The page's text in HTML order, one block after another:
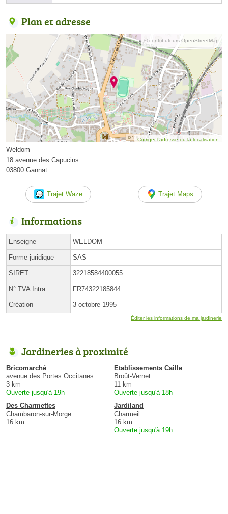
Plan et adresse
© contributeurs OpenStreetMap
Corriger l’adresse ou la localisation
Weldom
18 avenue des Capucins
03800 Gannat
Trajet Waze Trajet Maps
Informations
Enseigne WELDOM
Forme juridique SAS
SIRET 32218584400055
N° TVA Intra. FR74322185844
Création 3 octobre 1995
Éditer les informations de ma jardinerie
Jardineries à proximité
Bricomarché
avenue des Portes Occitanes
3 km
Ouverte jusqu'à 19h
Etablissements Caille
Broût-Vernet
11 km
Ouverte jusqu'à 18h
Des Charmettes
Chambaron-sur-Morge
16 km
Jardiland
Charmeil
16 km
Ouverte jusqu'à 19h